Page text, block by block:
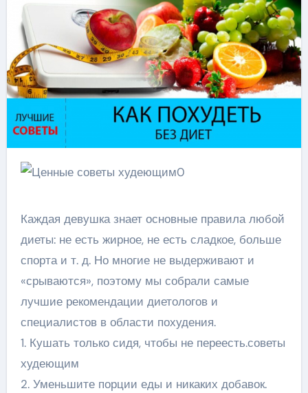
Каждая девушка знает основные правила любой
диеты: не есть жирное, не есть сладкое, больше
спорта и т. д. Но многие не выдерживают и
«срываются», поэтому мы собрали самые
лучшие рекомендации диетологов и
специалистов в области похудения.
1. Кушать только сидя, чтобы не переесть.советы
худеющим
2. Уменьшите порции еды и никаких добавок.